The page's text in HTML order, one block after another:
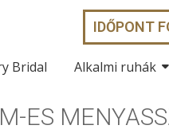
IDŐPONT
Bridal Alkalmi ruhák
M-ES